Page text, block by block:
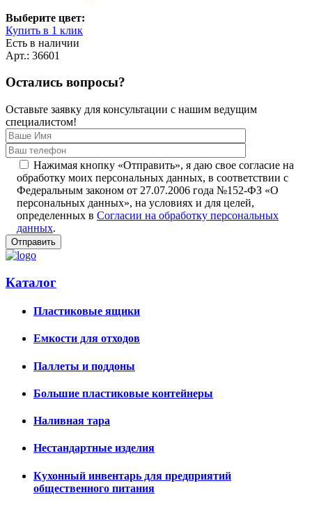
Выберите цвет:
Купить в 1 клик
Есть в наличии
Арт.: 36601
Остались вопросы?
Оставьте заявку для консультации с нашим ведущим
специалистом!
Нажимая кнопку «Отправить», я даю свое согласие на
обработку моих персональных данных, в соответствии с
Федеральным законом от 27.07.2006 года №152-ФЗ «О
персональных данных», на условиях и для целей,
определенных в Согласии на обработку персональных
данных.
Каталог
Пластиковые ящики
Емкости для отходов
Паллеты и поддоны
Большие пластиковые контейнеры
Наливная тара
Нестандартные изделия
Кухонный инвентарь для предприятий
общественного питания